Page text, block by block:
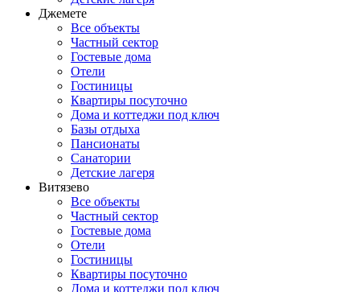
Джемете
Все объекты
Частный сектор
Гостевые дома
Отели
Гостиницы
Квартиры посуточно
Дома и коттеджи под ключ
Базы отдыха
Пансионаты
Санатории
Детские лагеря
Витязево
Все объекты
Частный сектор
Гостевые дома
Отели
Гостиницы
Квартиры посуточно
Дома и коттеджи под ключ